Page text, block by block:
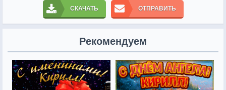
СКАЧАТЬ ОТПРАВИТЬ
Рекомендуем